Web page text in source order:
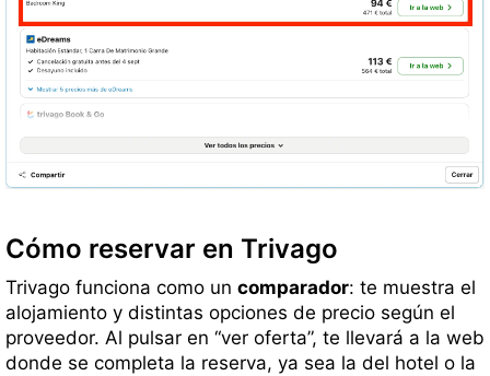
Cómo reservar en Trivago
Trivago funciona como un comparador: te muestra el
alojamiento y distintas opciones de precio según el
proveedor. Al pulsar en “ver oferta”, te llevará a la web
donde se completa la reserva, ya sea la del hotel o la